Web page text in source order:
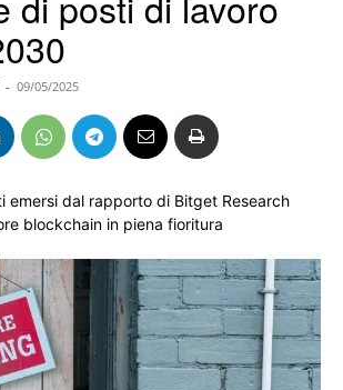
- 09/05/2025
emersi dal rapporto di Bitget Research
blockchain in piena fioritura